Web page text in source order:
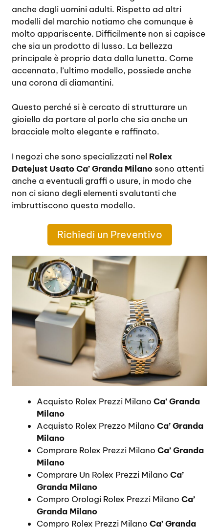
anche dagli uomini adulti. Rispetto ad altri
modelli del marchio notiamo che comunque è
molto appariscente. Difficilmente non si capisce
che sia un prodotto di lusso. La bellezza
principale è proprio data dalla lunetta. Come
accennato, l’ultimo modello, possiede anche
una corona di diamantini.
Questo perché si è cercato di strutturare un
gioiello da portare al porlo che sia anche un
bracciale molto elegante e raffinato.
I negozi che sono specializzati nel Rolex
Datejust Usato Ca’ Granda Milano sono attenti
anche a eventuali graffi o usure, in modo che
non ci siano degli elementi svalutanti che
imbruttiscono questo modello.
Richiedi un Preventivo
Acquisto Rolex Prezzi Milano Ca’ Granda
Milano
Acquisto Rolex Prezzo Milano Ca’ Granda
Milano
Comprare Rolex Prezzi Milano Ca’ Granda
Milano
Comprare Un Rolex Prezzi Milano Ca’
Granda Milano
Compro Orologi Rolex Prezzi Milano Ca’
Granda Milano
Compro Rolex Prezzi Milano Ca’ Granda